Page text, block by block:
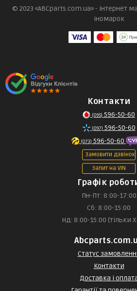
© 2023 «ABCparts.com.ua» - інтернет
іномарок
Контакти
(095) 596-50-60
(097) 596-50-60
(073) 596-50-60
Замовити дзвінок
Запит на VIN
Графік
Пн-Пт: 8:00-17:00
Сб: 8:00-15:00
Нд: 8:00-15:00 (тільки
Статус
Контакти
Доставка і